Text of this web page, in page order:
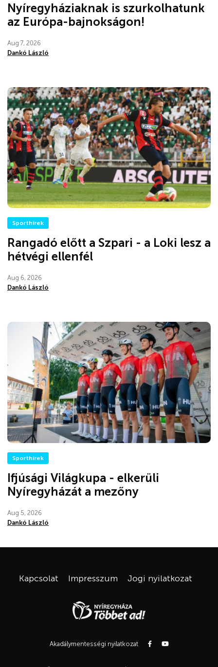
Nyíregyháziaknak is szurkolhatunk
az Európa-bajnokságon!
Aug 7, 2026
Dankó László
Sporthírek
Rangadó előtt a Szpari - a Loki lesz a
hétvégi ellenfél
Aug 6, 2026
Dankó László
Sporthírek
Ifjúsági Világkupa - elkerüli
Nyíregyházát a mezőny
Aug 5, 2026
Dankó László
Kapcsolat Impresszum Jogi nyilatkozat
Akadálymentességi nyilatkozat